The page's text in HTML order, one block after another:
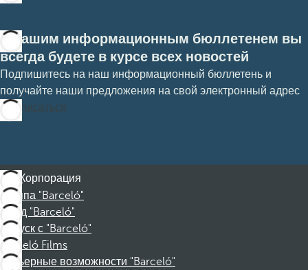
С нашим информационным бюллетенем вы
всегда будете в курсе всех новостей
Подпишитесь на наш информационный бюллетень и
получайте наши предложения на свой электронный адрес
Подписаться
Корпорация
Группа "Barceló"
Фонд "Barceló"
Отпуск с "Barceló"
Barceló Films
Карьерные возможности "Barceló"